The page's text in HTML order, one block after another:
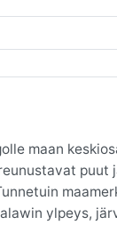
maan
ylpeys,